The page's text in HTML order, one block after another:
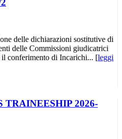
delle dichiarazioni sostitutive di
delle Commissioni giudicatrici
il conferimento di Incarichi... [leggi
TRAINEESHIP 2026-